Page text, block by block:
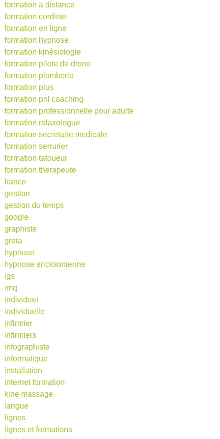
formation a distance
formation cordiste
formation en ligne
formation hypnose
formation kinésiologie
formation pilote de drone
formation plomberie
formation plus
formation pnl coaching
formation professionnelle pour adulte
formation relaxologue
formation secretaire medicale
formation serrurier
formation tatoueur
formation therapeute
france
gestion
gestion du temps
google
graphiste
greta
hypnose
hypnose ericksonienne
igs
imq
individuel
individuelle
infirmier
infirmiers
infographiste
informatique
installation
internet formation
kine massage
langue
lignes
lignes et formations